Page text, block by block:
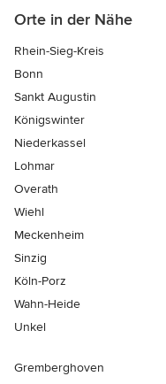
Orte in der Nähe
Rhein-Sieg-Kreis
Bonn
Sankt Augustin
Königswinter
Niederkassel
Lohmar
Overath
Wiehl
Meckenheim
Sinzig
Köln-Porz
Wahn-Heide
Unkel
Gremberghoven